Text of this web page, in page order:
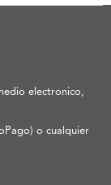
electronico,
o cualquier